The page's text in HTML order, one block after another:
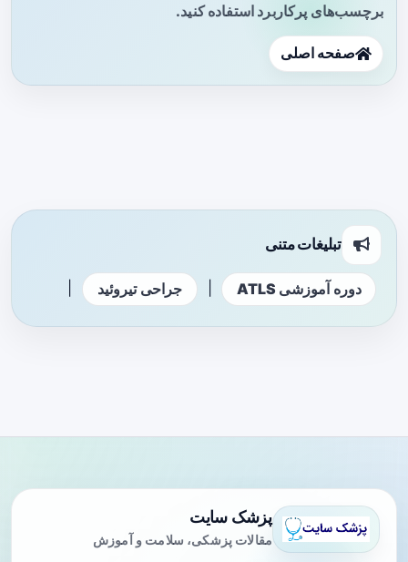
برچسب‌های پرکاربرد استفاده کنید.
صفحه اصلی
تبلیغات متنی
دوره آموزشی ATLS جراحی تیروئید
پزشک سایت
مقالات پزشکی، سلامت و آموزش